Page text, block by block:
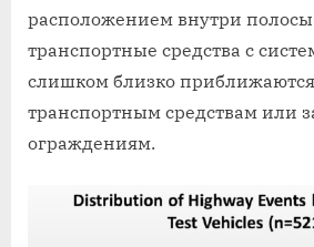
расположением внутри
транспортные средства с
слишком близко
транспортным средствам или
ограждениям.